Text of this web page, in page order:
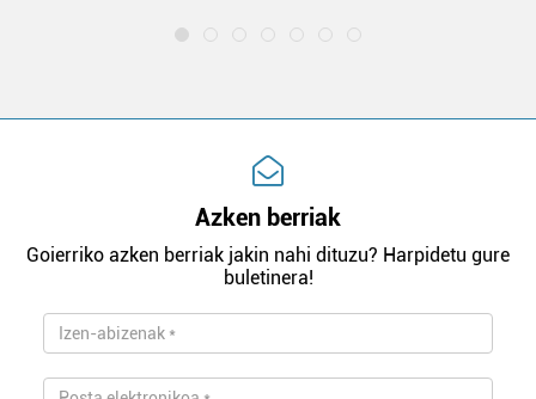
Azken berriak
Goierriko azken berriak jakin nahi dituzu? Harpidetu gure
buletinera!